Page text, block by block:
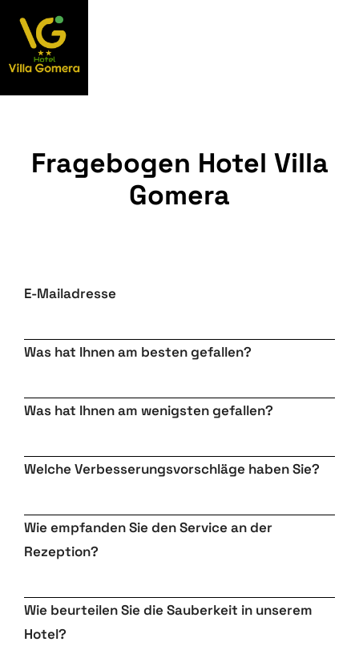
Fragebogen Hotel Villa
Gomera
E-Mailadresse
Was hat Ihnen am besten gefallen?
Was hat Ihnen am wenigsten gefallen?
Welche Verbesserungsvorschläge haben Sie?
Wie empfanden Sie den Service an der
Rezeption?
Wie beurteilen Sie die Sauberkeit in unserem
Hotel?